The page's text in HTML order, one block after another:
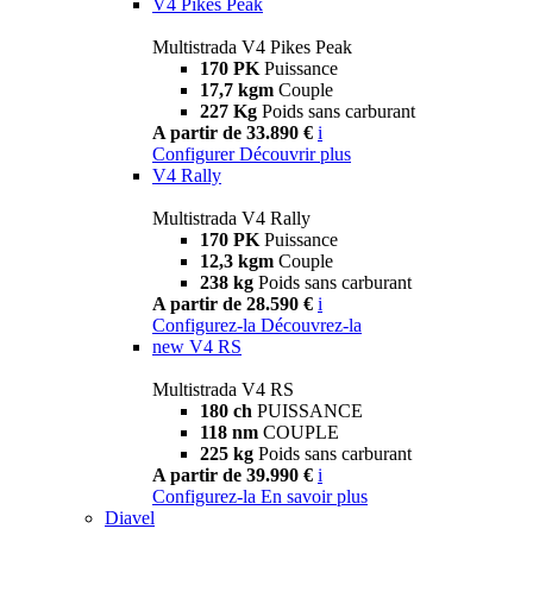
Multistrada V4 Pikes Peak
170 PK Puissance
17,7 kgm Couple
227 Kg Poids sans carburant
A partir de 33.890 € i
Configurer Découvrir plus
V4 Rally
Multistrada V4 Rally
170 PK Puissance
12,3 kgm Couple
238 kg Poids sans carburant
A partir de 28.590 € i
Configurez-la Découvrez-la
new V4 RS
Multistrada V4 RS
180 ch PUISSANCE
118 nm COUPLE
225 kg Poids sans carburant
A partir de 39.990 € i
Configurez-la En savoir plus
Diavel